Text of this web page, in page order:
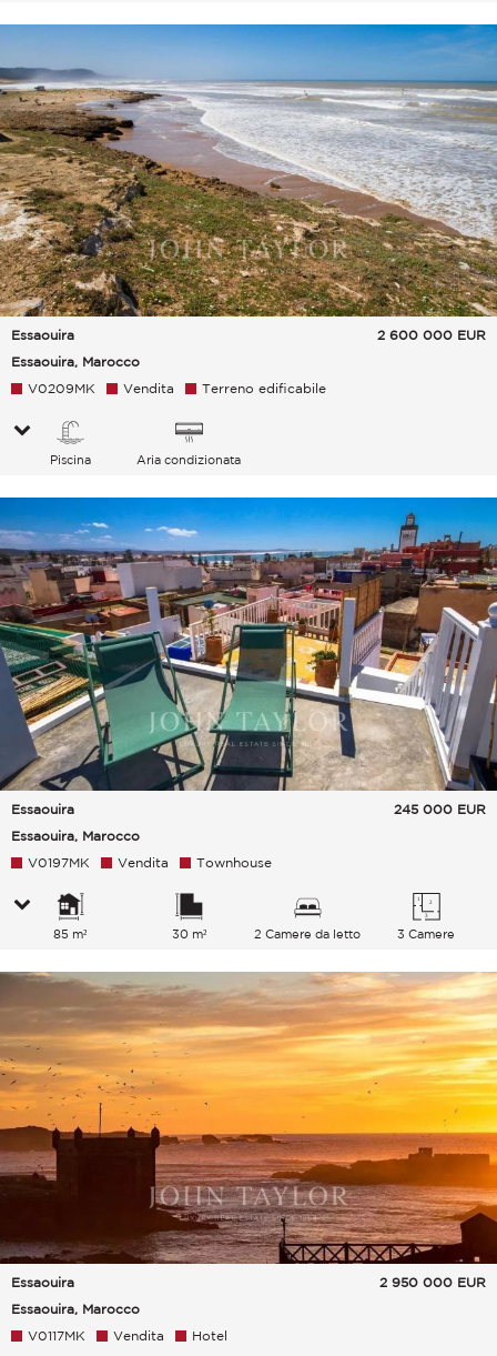
Essaouira
Essaouira, Marocco
2 600 000 EUR
V0209MK Vendita Terreno edificabile
Piscina Aria condizionata
Essaouira
Essaouira, Marocco
245 000 EUR
V0197MK Vendita Townhouse
85 m² 30 m² 2 Camere da letto 3 Camere
Essaouira
Essaouira, Marocco
2 950 000 EUR
V0117MK Vendita Hotel